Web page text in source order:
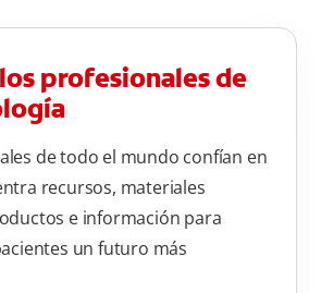
profesionales de
de todo el mundo confían en
recursos, materiales
e información para
un futuro más